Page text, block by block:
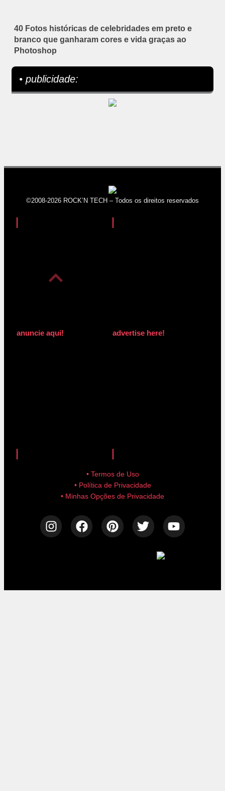
40 Fotos históricas de celebridades em preto e
branco que ganharam cores e vida graças ao
Photoshop
• publicidade:
©2008-2026 ROCK’N TECH – Todos os direitos reservados
anuncie aqui! advertise here!
• Termos de Uso
• Política de Privacidade
• Minhas Opções de Privacidade